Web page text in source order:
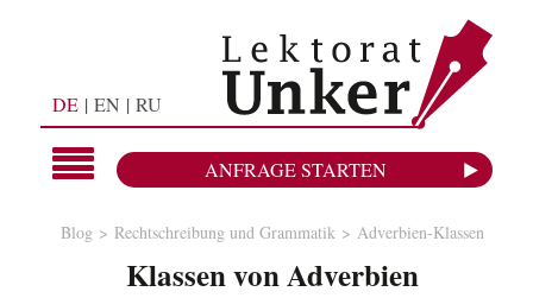
DE EN RU
ANFRAGE STARTEN
Blog Rechtschreibung und Grammatik Adverbien-Klassen
Klassen von Adverbien